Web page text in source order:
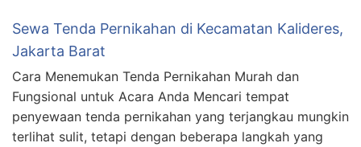
Sewa Tenda Pernikahan di Kecamatan Kalideres,
Jakarta Barat
Cara Menemukan Tenda Pernikahan Murah dan
Fungsional untuk Acara Anda Mencari tempat
penyewaan tenda pernikahan yang terjangkau mungkin
terlihat sulit, tetapi dengan beberapa langkah yang